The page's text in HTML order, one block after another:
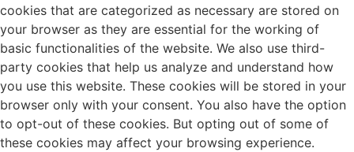
cookies that are categorized as necessary are stored on
your browser as they are essential for the working of
basic functionalities of the website. We also use third-
party cookies that help us analyze and understand how
you use this website. These cookies will be stored in your
browser only with your consent. You also have the option
to opt-out of these cookies. But opting out of some of
these cookies may affect your browsing experience.